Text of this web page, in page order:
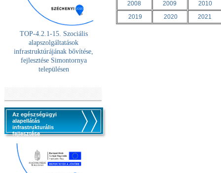
TOP-4.2.1-15. Szociális
alapszolgáltatások
infrastruktúrájának bővítése,
fejlesztése Simontornya
településen
Az egészségügyi
alapellátás
infrastrukturális
fejlesztése
2008 2009
2010
2019
2020 2021